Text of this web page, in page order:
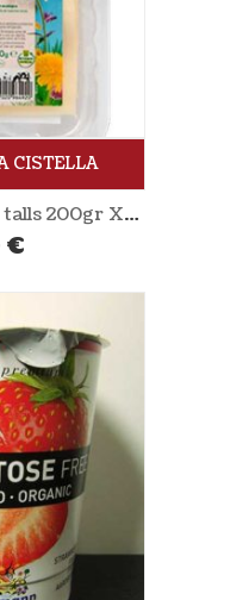
CISTELLA
Formatge de vaca a talls 200gr XANCEDA
€